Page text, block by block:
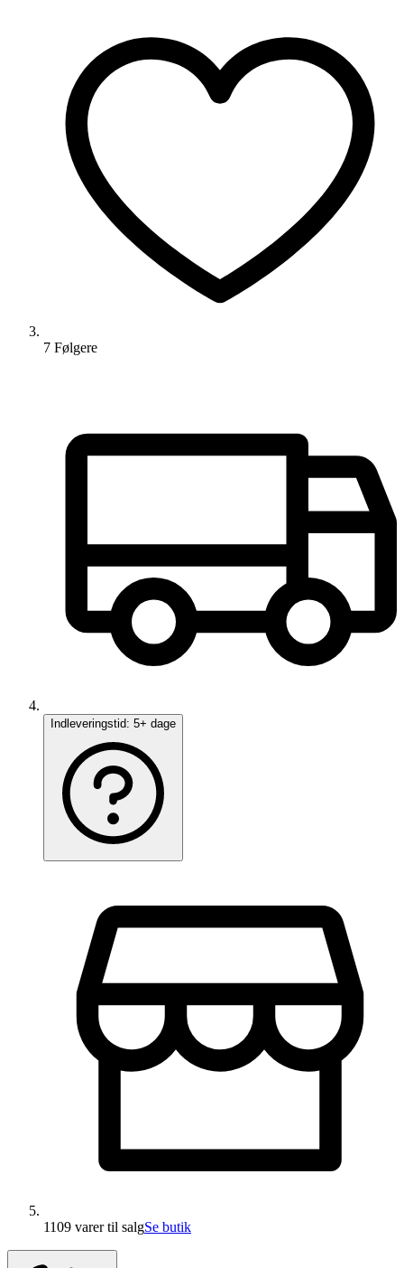
7 Følgere
Indleveringstid: 5+ dage
1109 varertil salgSe butik